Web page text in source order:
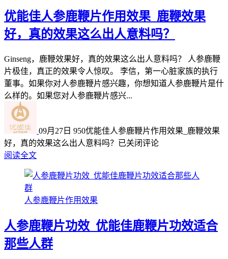
优能佳人参鹿鞭片作用效果_鹿鞭效果
好，真的效果这么出人意料吗？
Ginseng，鹿鞭效果好，真的效果这么出人意料吗？ 人参鹿鞭
片极佳，真正的效果令人惊叹。 李信，第一心脏家族的执行
董事。如果你对人参鹿鞭片感兴趣，你想知道人参鹿鞭片是什
么样的。如果您对人参鹿鞭片感兴...
09月27日 950优能佳人参鹿鞭片作用效果_鹿鞭效果
好，真的效果这么出人意料吗？ 已关闭评论
阅读全文
人参鹿鞭片作用效果
人参鹿鞭片功效_优能佳鹿鞭片功效适合
那些人群